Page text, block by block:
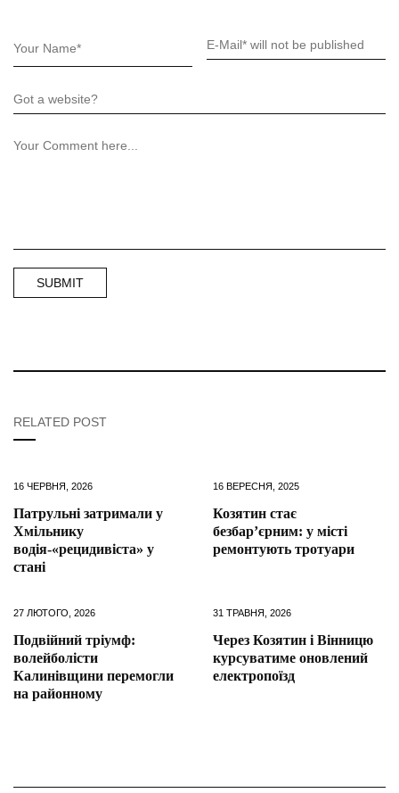
RELATED POST
16 ЧЕРВНЯ, 2026
Патрульні затримали у
Хмільнику
водія-«рецидивіста» у
стані
16 ВЕРЕСНЯ, 2025
Козятин стає
безбар’єрним: у місті
ремонтують тротуари
27 ЛЮТОГО, 2026
Подвійний тріумф:
волейболісти
Калинівщини перемогли
на районному
31 ТРАВНЯ, 2026
Через Козятин і Вінницю
курсуватиме оновлений
електропоїзд